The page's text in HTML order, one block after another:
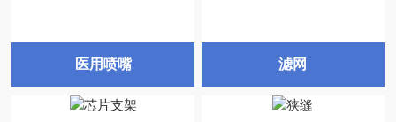
医用喷嘴 滤网